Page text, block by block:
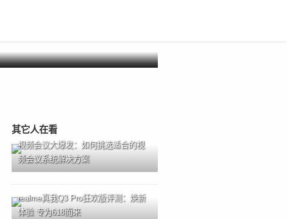
其它人在看
视频会议大爆发：如何挑选适合的视
频会议系统解决方案
realme真我Q3 Pro狂欢版评测：焕新
体验 专为618而来